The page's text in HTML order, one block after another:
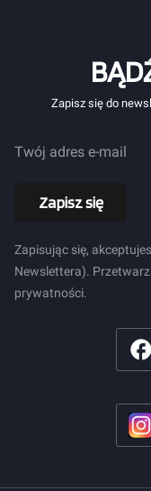
Zapisz się do
Twój adres e-mail
Zapisz się
Zapisując się,
Newslettera).
prywatności.